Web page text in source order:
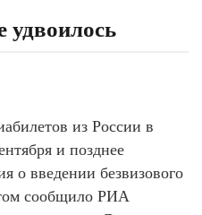
удвоилось
из России в
и позднее
о введении безвизового
сообщило РИА